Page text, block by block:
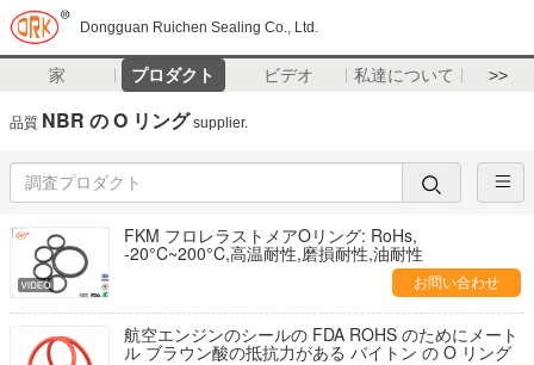
Dongguan Ruichen Sealing Co., Ltd.
家 プロダクト ビデオ 私達について >>
品質 NBR の O リング supplier.
FKM フロレラストメアOリング: RoHs,
-20°C~200°C,高温耐性,磨損耐性,油耐性
お問い合わせ
航空エンジンのシールの FDA ROHS のためにメート
ル ブラウン酸の抵抗力がある バイトン の O リング